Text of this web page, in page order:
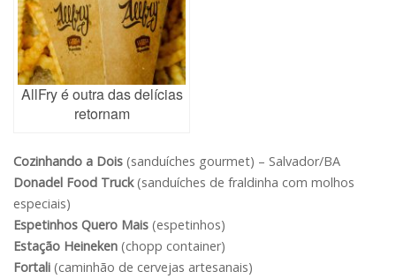
AllFry é outra das delícias
retornam
Cozinhando a Dois (sanduíches gourmet) – Salvador/BA
Donadel Food Truck(sanduíches de fraldinha com molhos
especiais)
Espetinhos Quero Mais (espetinhos)
Estação Heineken (chopp container)
Fortali (caminhão de cervejas artesanais)